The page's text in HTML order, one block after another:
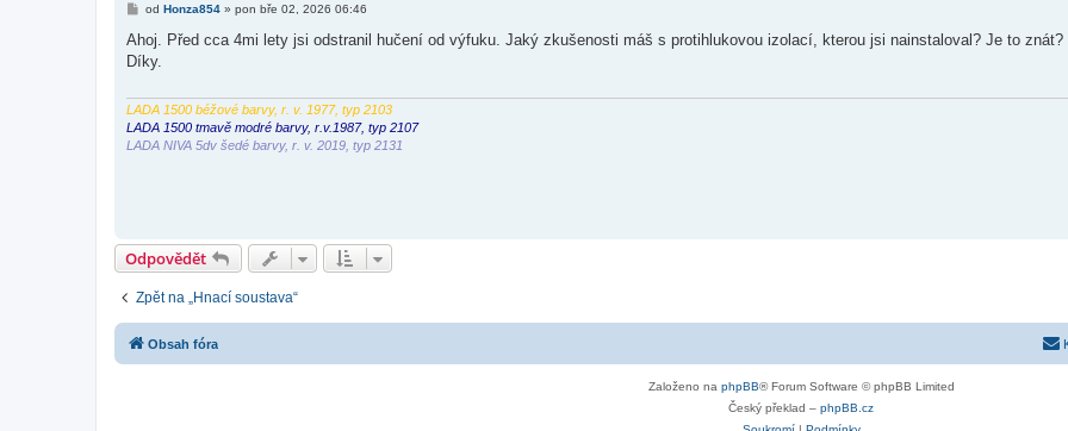
P
í
p
e
k
od Honza854» pon bře 02, 2026 06:46
Ahoj. Před cca 4mi lety jsi odstranil hučení od výfuku. Jaký zkušenosti máš s protihlukovou izolací, kterou jsi nainstaloval? Je to znát?
Díky.
LADA 1500 béžové barvy, r. v. 1977, typ 2103
LADA 1500 tmavě modré barvy, r.v.1987, typ 2107
LADA NIVA 5dv šedé barvy, r. v. 2019, typ 2131
Odpovědět
Zpět na „Hnací soustava“
Obsah fóra
Založeno na phpBB® Forum Software © phpBB Limited
Český překlad – phpBB.cz